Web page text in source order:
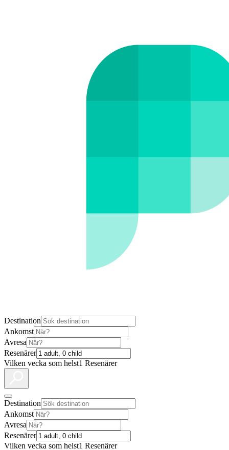
Destination
Ankomst
Avresa
Resenärer
Vilken vecka som helst1 Resenärer
Destination
Ankomst
Avresa
Resenärer
Vilken vecka som helst1 Resenärer